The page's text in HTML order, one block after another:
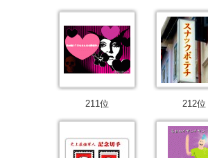
211位 212位